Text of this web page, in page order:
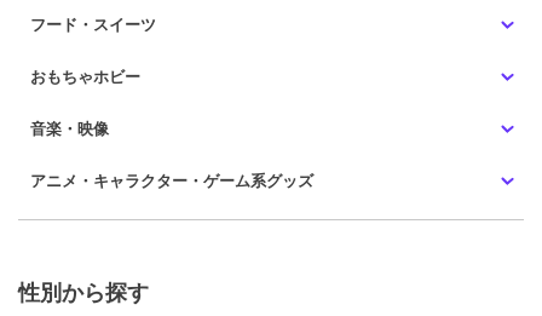
フード・スイーツ
おもちゃホビー
音楽・映像
アニメ・キャラクター・ゲーム系グッズ
性別から探す